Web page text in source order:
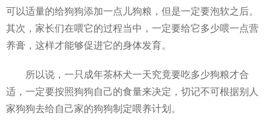
可以适量的给狗狗添加一点儿狗粮，但是一定要泡软之后。
其次，家长们在喂它的过程当中，一定要给它多少喂一点营
养膏，这样才能够促进它的身体发育。
所以说，一只成年茶杯犬一天究竟要吃多少狗粮才合
适，一定要按照狗狗自己的食量来决定，切记不可根据别人
家狗狗去给自己家的狗狗制定喂养计划。